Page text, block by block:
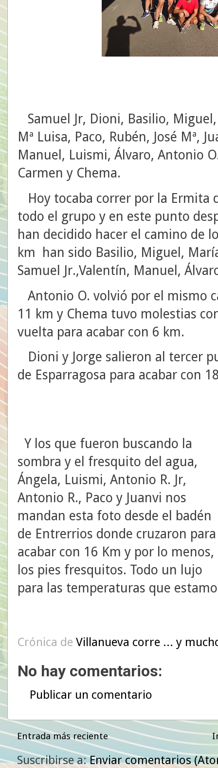
Samuel Jr, Dioni, Basilio,
Mª Luisa, Paco, Rubén, José Mª,
Manuel, Luismi, Álvaro, Antonio
Carmen y Chema.
Hoy tocaba correr por la Ermita
todo el grupo y en este punto
han decidido hacer el camino de
km han sido Basilio, Miguel,
Samuel Jr.,Valentín, Manuel,
Antonio O. volvió por el mismo
11 km y Chema tuvo molestias
vuelta para acabar con 6 km.
Dioni y Jorge salieron al tercer
de Esparragosa para acabar con
Y los que fueron buscando la
sombra y el fresquito del agua,
Ángela, Luismi, Antonio R. Jr,
Antonio R., Paco y Juanvi nos
mandan esta foto desde el badén
de Entrerrios donde cruzaron para
acabar con 16 Km y por lo menos,
los pies fresquitos. Todo un lujo
para las temperaturas que
Crónica de Villanueva corre ... y
No hay comentarios:
Publicar un comentario
Entrada más reciente
Suscribirse a:Enviar comentarios